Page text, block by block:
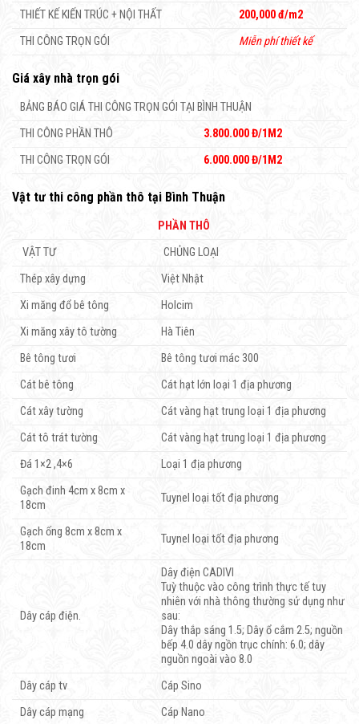
THIẾT KẾ KIẾN TRÚC + NỘI THẤT
200,000 đ/m2
THI CÔNG TRỌN GÓI
Miễn phí thiết kế
Giá xây nhà trọn gói
BẢNG BÁO GIÁ THI CÔNG TRỌN GÓI TẠI BÌNH THUẬN
THI CÔNG PHẦN THÔ
3.800.000 Đ/1M2
THI CÔNG TRỌN GÓI
6.000.000 Đ/1M2
Vật tư thi công phần thô tại Bình Thuận
PHẦN THÔ
VẬT TƯ
CHỦNG LOẠI
Thép xây dựng
Việt Nhật
Xi măng đổ bê tông
Holcim
Xi măng xây tô tường
Hà Tiên
Bê tông tươi
Bê tông tươi mác 300
Cát bê tông
Cát hạt lớn loại 1 địa phương
Cát xây tường
Cát vàng hạt trung loại 1 địa phương
Cát tô trát tường
Cát vàng hạt trung loại 1 địa phương
Đá 1×2 ,4×6
Loại 1 địa phương
Gạch đinh 4cm x 8cm x
18cm
Tuynel loại tốt địa phương
Gạch ống 8cm x 8cm x
18cm
Tuynel loại tốt địa phương
Dây cáp điện.
Dây điện CADIVI
Tuỳ thuộc vào công trình thực tế tuy
nhiên với nhà thông thường sử dụng như
sau:
Dây thắp sáng 1.5; Dây ổ cắm 2.5; nguồn
bếp 4.0 dây ngồn trục chính: 6.0; dây
nguồn ngoài vào 8.0
Dây cáp tv
Cáp Sino
Dây cáp mạng
Cáp Nano